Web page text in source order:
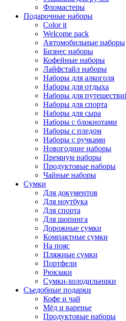
Фломастеры
Подарочные наборы
Color it
Welcome pack
Автомобильные наборы
Бизнес наборы
Кофейные наборы
Лайфстайл наборы
Наборы для алкоголя
Наборы для отдыха
Наборы для
Наборы для спорта
Наборы для сыра
Наборы с блокнотами
Наборы с пледом
Наборы с ручками
Новогодние наборы
Премиум наборы
Продуктовые наборы
Чайные наборы
Сумки
Для документов
Для ноутбука
Для спорта
Для шопинга
Дорожные сумки
Компактные сумки
На пояс
Пляжные сумки
Портфели
Рюкзаки
Сумки-холодильники
Съедобные подарки
Кофе и чай
Мёд и варенье
Продуктовые наборы